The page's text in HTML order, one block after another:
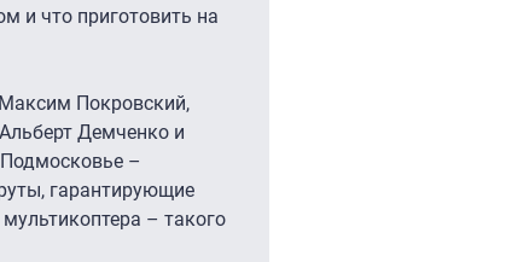
и что приготовить на
Покровский,
Демченко и
–
гарантирующие
– такого